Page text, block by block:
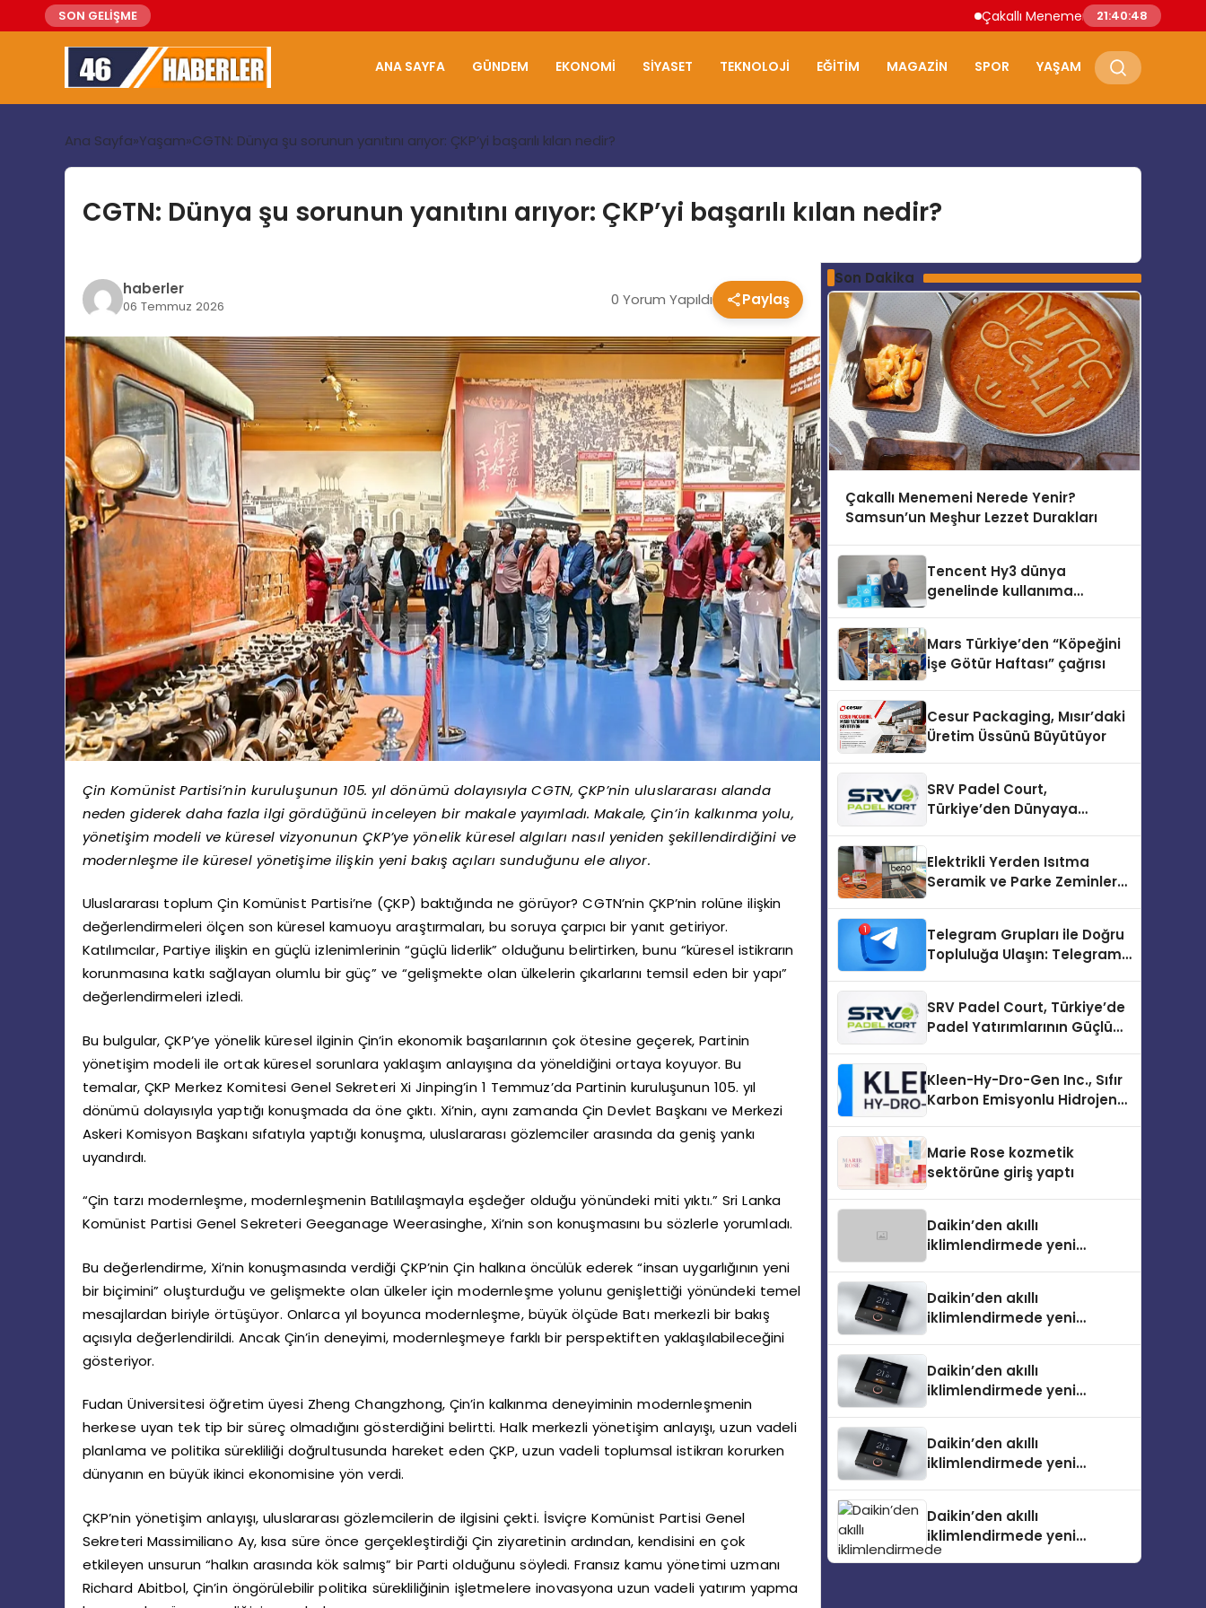
SON GELİŞME Çakallı Menemeni Nerede Yenir?
21:40:49
ANA SAYFA GÜNDEM EKONOMI SIYASET TEKNOLOJI EĞITIM MAGAZIN SPOR YAŞAM
Ana Sayfa Yaşam CGTN: Dünya şu sorunun yanıtını arıyor: ÇKP’yi başarılı kılan nedir?
CGTN: Dünya şu sorunun yanıtını arıyor: ÇKP’yi başarılı kılan nedir?
haberler
06 Temmuz 2026 0 Yorum Yapıldı Paylaş
Çin Komünist Partisi’nin kuruluşunun 105. yıl dönümü dolayısıyla CGTN, ÇKP’nin uluslararası alanda
neden giderek daha fazla ilgi gördüğünü inceleyen bir makale yayımladı. Makale, Çin’in kalkınma yolu,
yönetişim modeli ve küresel vizyonunun ÇKP’ye yönelik küresel algıları nasıl yeniden şekillendirdiğini ve
modernleşme ile küresel yönetişime ilişkin yeni bakış açıları sunduğunu ele alıyor.
Uluslararası toplum Çin Komünist Partisi’ne (ÇKP) baktığında ne görüyor? CGTN’nin ÇKP’nin rolüne ilişkin
değerlendirmeleri ölçen son küresel kamuoyu araştırmaları, bu soruya çarpıcı bir yanıt getiriyor.
Katılımcılar, Partiye ilişkin en güçlü izlenimlerinin “güçlü liderlik” olduğunu belirtirken, bunu “küresel istikrarın
korunmasına katkı sağlayan olumlu bir güç” ve “gelişmekte olan ülkelerin çıkarlarını temsil eden bir yapı”
değerlendirmeleri izledi.
Bu bulgular, ÇKP’ye yönelik küresel ilginin Çin’in ekonomik başarılarının çok ötesine geçerek, Partinin
yönetişim modeli ile ortak küresel sorunlara yaklaşım anlayışına da yöneldiğini ortaya koyuyor. Bu
temalar, ÇKP Merkez Komitesi Genel Sekreteri Xi Jinping’in 1 Temmuz’da Partinin kuruluşunun 105. yıl
dönümü dolayısıyla yaptığı konuşmada da öne çıktı. Xi’nin, aynı zamanda Çin Devlet Başkanı ve Merkezi
Askeri Komisyon Başkanı sıfatıyla yaptığı konuşma, uluslararası gözlemciler arasında da geniş yankı
uyandırdı.
“Çin tarzı modernleşme, modernleşmenin Batılılaşmayla eşdeğer olduğu yönündeki miti yıktı.” Sri Lanka
Komünist Partisi Genel Sekreteri Geeganage Weerasinghe, Xi’nin son konuşmasını bu sözlerle yorumladı.
Bu değerlendirme, Xi’nin konuşmasında verdiği ÇKP’nin Çin halkına öncülük ederek “insan uygarlığının yeni
bir biçimini” oluşturduğu ve gelişmekte olan ülkeler için modernleşme yolunu genişlettiği yönündeki temel
mesajlardan biriyle örtüşüyor. Onlarca yıl boyunca modernleşme, büyük ölçüde Batı merkezli bir bakış
açısıyla değerlendirildi. Ancak Çin’in deneyimi, modernleşmeye farklı bir perspektiften yaklaşılabileceğini
gösteriyor.
Fudan Üniversitesi öğretim üyesi Zheng Changzhong, Çin’in kalkınma deneyiminin modernleşmenin
herkese uyan tek tip bir süreç olmadığını gösterdiğini belirtti. Halk merkezli yönetişim anlayışı, uzun vadeli
planlama ve politika sürekliliği doğrultusunda hareket eden ÇKP, uzun vadeli toplumsal istikrarı korurken
dünyanın en büyük ikinci ekonomisine yön verdi.
ÇKP’nin yönetişim anlayışı, uluslararası gözlemcilerin de ilgisini çekti. İsviçre Komünist Partisi Genel
Sekreteri Massimiliano Ay, kısa süre önce gerçekleştirdiği Çin ziyaretinin ardından, kendisini en çok
etkileyen unsurun “halkın arasında kök salmış” bir Parti olduğunu söyledi. Fransız kamu yönetimi uzmanı
Richard Abitbol, Çin’in öngörülebilir politika sürekliliğinin işletmelere inovasyona uzun vadeli yatırım yapma
Son Dakika
Çakallı Menemeni Nerede Yenir?
Samsun’un Meşhur Lezzet Durakları
Tencent Hy3 dünya
genelinde kullanıma
Mars Türkiye’den “Köpeğini
İşe Götür Haftası” çağrısı
Cesur Packaging, Mısır’daki
Üretim Üssünü Büyütüyor
SRV Padel Court,
Türkiye’den Dünyaya
Elektrikli Yerden Isıtma
Seramik ve Parke Zeminler
Telegram Grupları ile Doğru
Topluluğa Ulaşın: Telegram
SRV Padel Court, Türkiye’de
Padel Yatırımlarının Güçlü
Kleen-Hy-Dro-Gen Inc., Sıfır
Karbon Emisyonlu Hidrojen
Aldı
Marie Rose kozmetik
sektörüne giriş yaptı
Daikin’den akıllı
iklimlendirmede yeni
Daikin’den akıllı
iklimlendirmede yeni
Daikin’den akıllı
iklimlendirmede yeni
Daikin’den akıllı
iklimlendirmede yeni
Daikin’den akıllı
iklimlendirmede yeni
dönem: Madoka Plus